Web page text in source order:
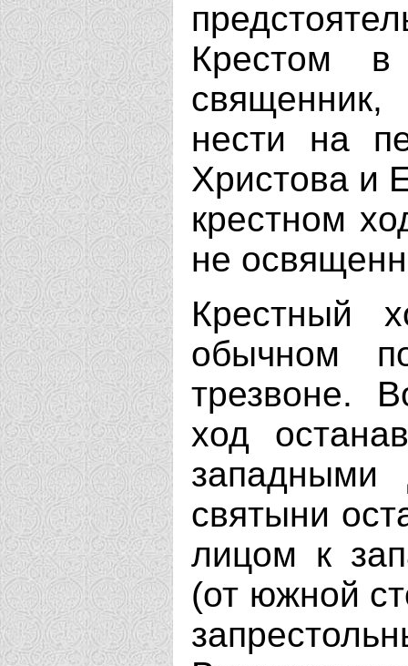
Крестом
священник,
нести на
Христова и
крестном
не
Крестный
обычном
трезвоне.
ход
святыни
лицом к
(от южной